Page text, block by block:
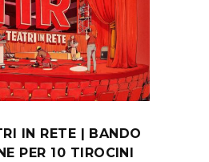
IN RETE | BANDO
PER 10 TIROCINI